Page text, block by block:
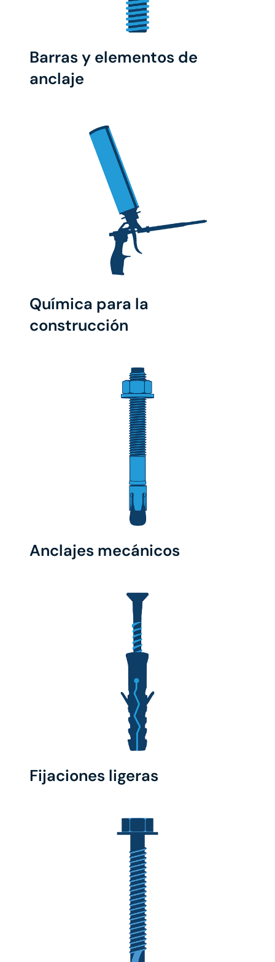
Barras y elementos de
anclaje
Química para la
construcción
Anclajes mecánicos
Fijaciones ligeras